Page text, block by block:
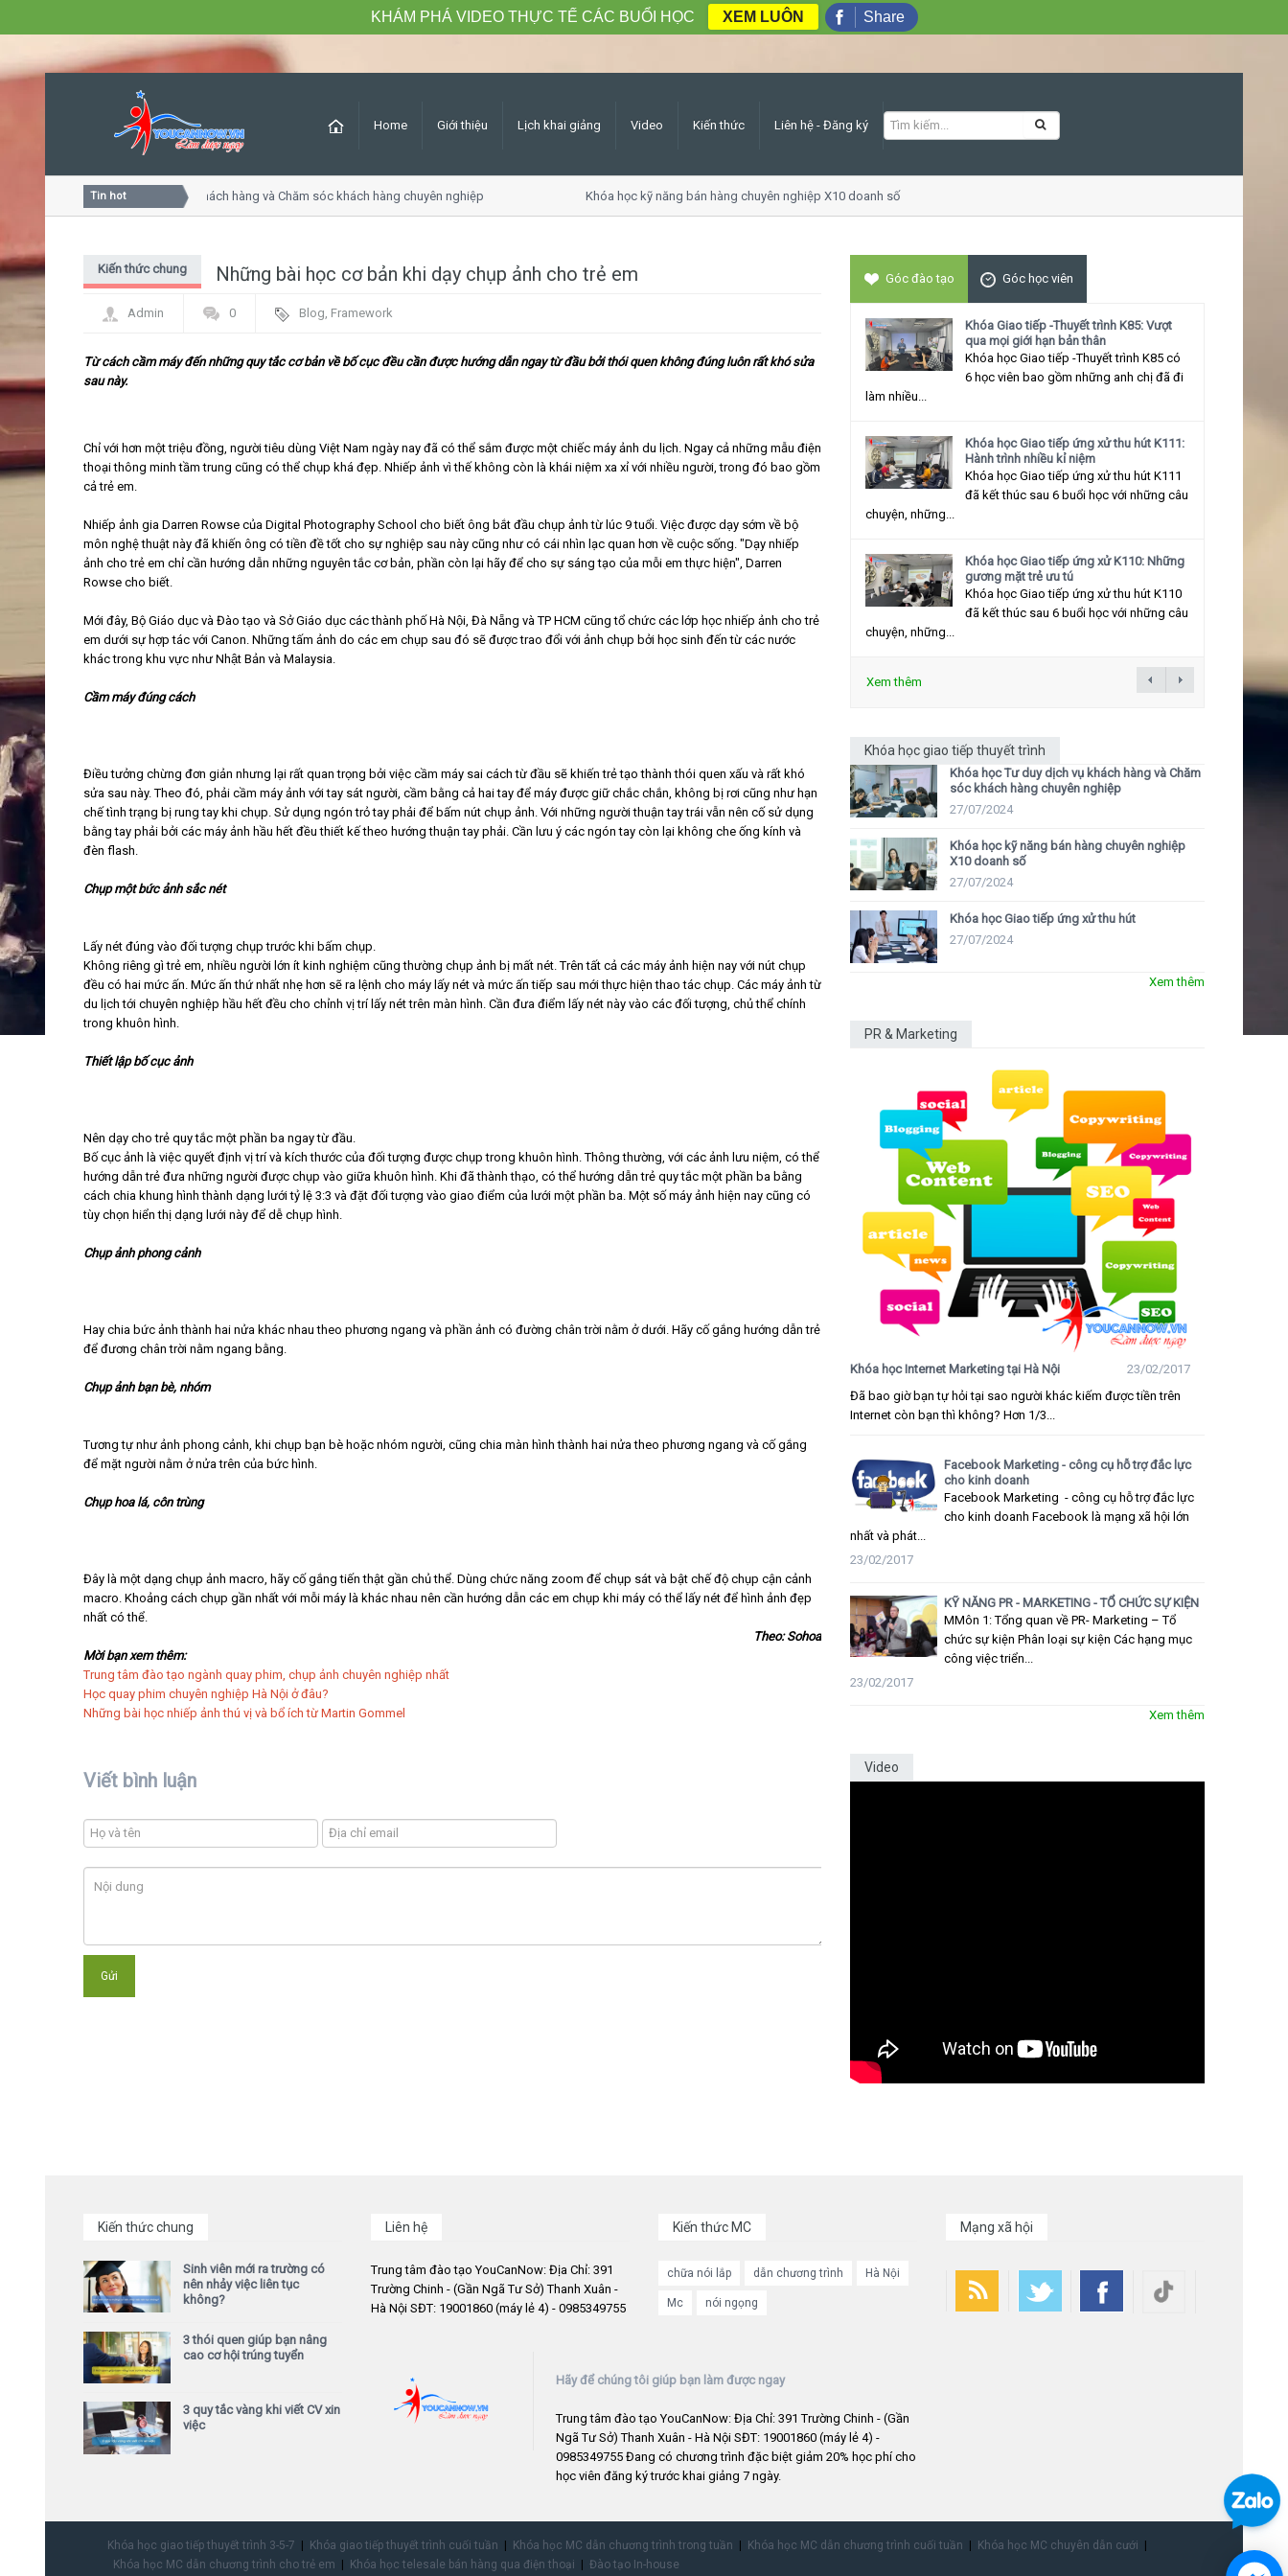
Home Giới thiệu Lịch khai giảng Video Kiến thức Liên hệ - Đăng ký
Tin hot
Khóa học Tư duy dịch vụ khách hàng và Chăm sóc khách hàng chuyên nghiệp Khóa học kỹ năng bán hàng chuyên nghiệp X10 doanh số
Những bài học cơ bản khi dạy chụp ảnh cho trẻ em
Kiến thức chung
Admin 0 Blog, Framework
Từ cách cầm máy đến những quy tắc cơ bản về bố cục đều cần được hướng dẫn ngay từ đầu bởi thói quen không đúng luôn rất khó sửa
sau này.
Chỉ với hơn một triệu đồng, người tiêu dùng Việt Nam ngày nay đã có thể sắm được một chiếc máy ảnh du lịch. Ngay cả những mẫu điện
thoại thông minh tầm trung cũng có thể chụp khá đẹp. Nhiếp ảnh vì thế không còn là khái niệm xa xỉ với nhiều người, trong đó bao gồm
cả trẻ em.
Nhiếp ảnh gia Darren Rowse của Digital Photography School cho biết ông bắt đầu chụp ảnh từ lúc 9 tuổi. Việc được dạy sớm về bộ
môn nghệ thuật này đã khiến ông có tiền đề tốt cho sự nghiệp sau này cũng như có cái nhìn lạc quan hơn về cuộc sống. "Dạy nhiếp
ảnh cho trẻ em chỉ cần hướng dẫn những nguyên tắc cơ bản, phần còn lại hãy để cho sự sáng tạo của mỗi em thực hiện", Darren
Rowse cho biết.
Mới đây, Bộ Giáo dục và Đào tạo và Sở Giáo dục các thành phố Hà Nội, Đà Nẵng và TP HCM cũng tổ chức các lớp học nhiếp ảnh cho trẻ
em dưới sự hợp tác với Canon. Những tấm ảnh do các em chụp sau đó sẽ được trao đổi với ảnh chụp bởi học sinh đến từ các nước
khác trong khu vực như Nhật Bản và Malaysia.
Cầm máy đúng cách
Điều tưởng chừng đơn giản nhưng lại rất quan trọng bởi việc cầm máy sai cách từ đầu sẽ khiến trẻ tạo thành thói quen xấu và rất khó
sửa sau này. Theo đó, phải cầm máy ảnh với tay sát người, cầm bằng cả hai tay để máy được giữ chắc chắn, không bị rơi cũng như hạn
chế tình trạng bị rung tay khi chụp. Sử dụng ngón trỏ tay phải để bấm nút chụp ảnh. Với những người thuận tay trái vẫn nên cố sử dụng
bằng tay phải bởi các máy ảnh hầu hết đều thiết kế theo hướng thuận tay phải. Cần lưu ý các ngón tay còn lại không che ống kính và
đèn flash.
Chụp một bức ảnh sắc nét
Lấy nét đúng vào đối tượng chụp trước khi bấm chụp.
Không riêng gì trẻ em, nhiều người lớn ít kinh nghiệm cũng thường chụp ảnh bị mất nét. Trên tất cả các máy ảnh hiện nay với nút chụp
đều có hai mức ấn. Mức ấn thứ nhất nhẹ hơn sẽ ra lệnh cho máy lấy nét và mức ấn tiếp sau mới thực hiện thao tác chụp. Các máy ảnh từ
du lịch tới chuyên nghiệp hầu hết đều cho chỉnh vị trí lấy nét trên màn hình. Cần đưa điểm lấy nét này vào các đối tượng, chủ thể chính
trong khuôn hình.
Thiết lập bố cục ảnh
Nên dạy cho trẻ quy tắc một phần ba ngay từ đầu.
Bố cục ảnh là việc quyết định vị trí và kích thước của đối tượng được chụp trong khuôn hình. Thông thường, với các ảnh lưu niệm, có thể
hướng dẫn trẻ đưa những người được chụp vào giữa khuôn hình. Khi đã thành thạo, có thể hướng dẫn trẻ quy tắc một phần ba bằng
cách chia khung hình thành dạng lưới tỷ lệ 3:3 và đặt đối tượng vào giao điểm của lưới một phần ba. Một số máy ảnh hiện nay cũng có
tùy chọn hiển thị dạng lưới này để dễ chụp hình.
Chụp ảnh phong cảnh
Hay chia bức ảnh thành hai nửa khác nhau theo phương ngang và phần ảnh có đường chân trời nằm ở dưới. Hãy cố gắng hướng dẫn trẻ
để đương chân trời nằm ngang bằng.
Chụp ảnh bạn bè, nhóm
Tương tự như ảnh phong cảnh, khi chụp bạn bè hoặc nhóm người, cũng chia màn hình thành hai nửa theo phương ngang và cố gắng
để mặt người nằm ở nửa trên của bức hình.
Chụp hoa lá, côn trùng
Đây là một dạng chụp ảnh macro, hãy cố gắng tiến thật gần chủ thể. Dùng chức năng zoom để chụp sát và bật chế độ chụp cận cảnh
macro. Khoảng cách chụp gần nhất với mỗi máy là khác nhau nên cần hướng dẫn các em chụp khi máy có thể lấy nét để hình ảnh đẹp
nhất có thể.
Theo: Sohoa
Mời bạn xem thêm:
Trung tâm đào tạo ngành quay phim, chụp ảnh chuyên nghiệp nhất
Học quay phim chuyên nghiệp Hà Nội ở đâu?
Những bài học nhiếp ảnh thú vị và bổ ích từ Martin Gommel
Viết bình luận
Góc đào tạo Góc học viên
Khóa Giao tiếp -Thuyết trình K85: Vượt
qua mọi giới hạn bản thân
Khóa học Giao tiếp -Thuyết trình K85 có
6 học viên bao gồm những anh chị đã đi
làm nhiều...
Khóa học Giao tiếp ứng xử thu hút K111:
Hành trình nhiều kỉ niệm
Khóa học Giao tiếp ứng xử thu hút K111
đã kết thúc sau 6 buổi học với những câu
chuyện, những...
Khóa học Giao tiếp ứng xử K110: Những
gương mặt trẻ ưu tú
Khóa học Giao tiếp ứng xử thu hút K110
đã kết thúc sau 6 buổi học với những câu
chuyện, những...
Xem thêm
Khóa học giao tiếp thuyết trình
Khóa học Tư duy dịch vụ khách hàng và Chăm
sóc khách hàng chuyên nghiệp
27/07/2024
Khóa học kỹ năng bán hàng chuyên nghiệp
X10 doanh số
27/07/2024
Khóa học Giao tiếp ứng xử thu hút
27/07/2024
Xem thêm
PR & Marketing
Khóa học Internet Marketing tại Hà Nội
23/02/2017
Đã bao giờ bạn tự hỏi tại sao người khác kiếm được tiền trên
Internet còn bạn thì không? Hơn 1/3...
Facebook Marketing - công cụ hỗ trợ đắc lực
cho kinh doanh
Facebook Marketing - công cụ hỗ trợ đắc lực
cho kinh doanh Facebook là mạng xã hội lớn
nhất và phát...
23/02/2017
KỸ NĂNG PR - MARKETING - TỔ CHỨC SỰ KIỆN
MMôn 1: Tổng quan về PR- Marketing – Tổ
chức sự kiện Phân loại sự kiện Các hạng mục
công việc triển...
23/02/2017
Xem thêm
Video
Kiến thức chung
Sinh viên mới ra trường có
nên nhảy việc liên tục
không?
3 thói quen giúp bạn nâng
cao cơ hội trúng tuyển
3 quy tắc vàng khi viết CV xin
việc
Liên hệ
Trung tâm đào tạo YouCanNow: Địa Chỉ: 391
Trường Chinh - (Gần Ngã Tư Sở) Thanh Xuân -
Hà Nội SĐT: 19001860 (máy lẻ 4) - 0985349755
Kiến thức MC
chữa nói lắp dẫn chương trình Hà Nội
Mc nói ngọng
Mạng xã hội
Hãy để chúng tôi giúp bạn làm được ngay
Trung tâm đào tạo YouCanNow: Địa Chỉ: 391 Trường Chinh - (Gần
Ngã Tư Sở) Thanh Xuân - Hà Nội SĐT: 19001860 (máy lẻ 4) -
0985349755 Đang có chương trình đặc biệt giảm 20% học phí cho
học viên đăng ký trước khai giảng 7 ngày.
Khóa học giao tiếp thuyết trình 3-5-7 Khóa giao tiếp thuyết trình cuối tuần Khóa học MC dẫn chương trình trong tuần Khóa học MC dẫn chương trình cuối tuần
Khóa học MC chuyên dẫn cưới
Khóa học MC dẫn chương trình cho trẻ em
Khóa học telesale bán hàng qua điện thoại Đào tạo In-house
KHÁM PHÁ VIDEO THỰC TẾ CÁC BUỔI HỌC XEM LUÔN Share